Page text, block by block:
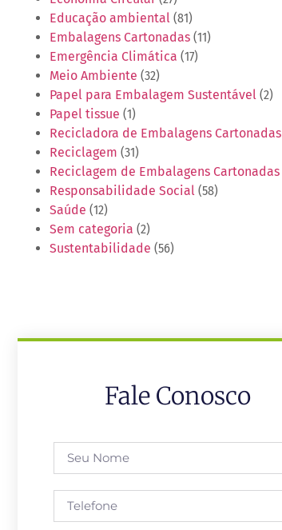
Educação ambiental (81)
Embalagens Cartonadas (11)
Emergência Climática (17)
Meio Ambiente (32)
Papel para Embalagem Sustentável (2)
Papel tissue (1)
Recicladora de Embalagens Cartonadas
Reciclagem (31)
Reciclagem de Embalagens Cartonadas
Responsabilidade Social (58)
Saúde (12)
Sem categoria (2)
Sustentabilidade (56)
Fale Conosco